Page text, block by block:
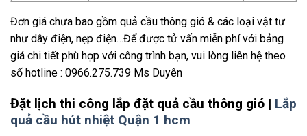
Đơn giá chưa bao gồm quả cầu thông gió & các loại vật tư
như dây điện, nẹp điện…Để được tử vấn miễn phí với bảng
giá chi tiết phù hợp với công trình bạn, vui lòng liên hệ theo
số hotline : 0966.275.739 Ms Duyên
Đặt lịch thi công lắp đặt quả cầu thông gió | Lắp
quả cầu hút nhiệt Quận 1 hcm